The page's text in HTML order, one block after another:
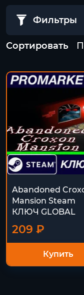
Фильтры
Сортировать
Abandoned
Mansion Steam
КЛЮЧ GLOBAL
209 ₽
Купить